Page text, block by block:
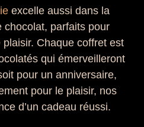
excelle aussi dans la
chocolat, parfaits pour
Chaque coffret est
qui émerveilleront
pour un anniversaire,
pour le plaisir, nos
d’un cadeau réussi.